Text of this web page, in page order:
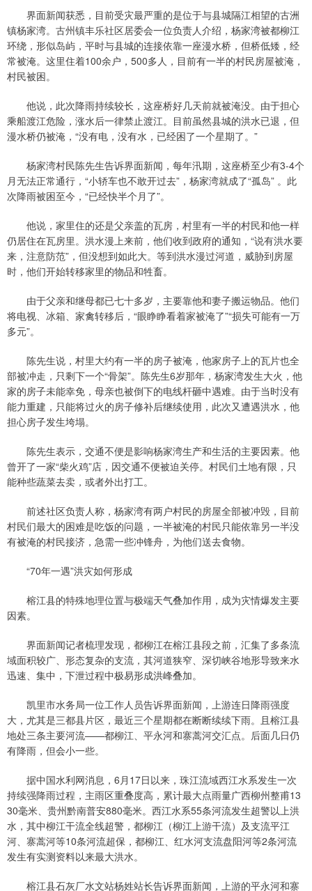
界面新闻获悉，目前受灾最严重的是位于与县城隔江相望的古洲
镇杨家湾。古州镇丰乐社区居委会一位负责人介绍，杨家湾被都柳江
环绕，形似岛屿，平时与县城的连接依靠一座漫水桥，但桥低矮，经
常被淹。这里住着100余户，500多人，目前有一半的村民房屋被淹，
村民被困。
他说，此次降雨持续较长，这座桥好几天前就被淹没。由于担心
乘船渡江危险，涨水后一律禁止渡江。目前虽然县城的洪水已退，但
漫水桥仍被淹，“没有电，没有水，已经困了一个星期了。”
杨家湾村民陈先生告诉界面新闻，每年汛期，这座桥至少有3-4个
月无法正常通行，“小轿车也不敢开过去”，杨家湾就成了“孤岛” 。此
次降雨被困至今，“已经快半个月了”。
他说，家里住的还是父亲盖的瓦房，村里有一半的村民和他一样
仍居住在瓦房里。洪水漫上来前，他们收到政府的通知，“说有洪水要
来，注意防范”，但没想到如此大。等到洪水漫过河道，威胁到房屋
时，他们开始转移家里的物品和牲畜。
由于父亲和继母都已七十多岁，主要靠他和妻子搬运物品。他们
将电视、冰箱、家禽转移后，“眼睁睁看着家被淹了”“损失可能有一万
多元”。
陈先生说，村里大约有一半的房子被淹，他家房子上的瓦片也全
部被冲走，只剩下一个“骨架”。陈先生6岁那年，杨家湾发生大火，他
家的房子未能幸免，母亲也被倒下的电线杆砸中遇难。由于当时没有
能力重建，只能将过火的房子修补后继续使用，此次又遭遇洪水，他
担心房子发生垮塌。
陈先生表示，交通不便是影响杨家湾生产和生活的主要因素。他
曾开了一家“柴火鸡”店，因交通不便被迫关停。村民们土地有限，只
能种些蔬菜去卖，或者外出打工。
前述社区负责人称，杨家湾有两户村民的房屋全部被冲毁，目前
村民们最大的困难是吃饭的问题，一半被淹的村民只能依靠另一半没
有被淹的村民接济，急需一些冲锋舟，为他们送去食物。
“70年一遇”洪灾如何形成
榕江县的特殊地理位置与极端天气叠加作用，成为灾情爆发主要
因素。
界面新闻记者梳理发现，都柳江在榕江县段之前，汇集了多条流
域面积较广、形态复杂的支流，其河道狭窄、深切峡谷地形导致来水
迅速、集中，下泄过程中极易形成洪峰叠加。
凯里市水务局一位工作人员告诉界面新闻，上游连日降雨强度
大，尤其是三都县片区，最近三个星期都在断断续续下雨。且榕江县
地处三条主要河流——都柳江、平永河和寨蒿河交汇点。后面几日仍
有降雨，但会小一些。
据中国水利网消息，6月17日以来，珠江流域西江水系发生一次
持续强降雨过程，主雨区重叠度高，累计最大点雨量广西柳州整甫13
30毫米、贵州黔南普安880毫米。西江水系55条河流发生超警以上洪
水，其中柳江干流全线超警，都柳江（柳江上游干流）及支流平江
河、寨蒿河等10条河流超保，都柳江、红水河支流盘阳河等2条河流
发生有实测资料以来最大洪水。
榕江县石灰厂水文站杨姓站长告诉界面新闻，上游的平永河和寨